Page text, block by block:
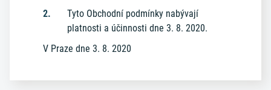
Tyto Obchodní podmínky nabývají
platnosti a účinnosti dne 3. 8. 2020.
V Praze dne 3. 8. 2020